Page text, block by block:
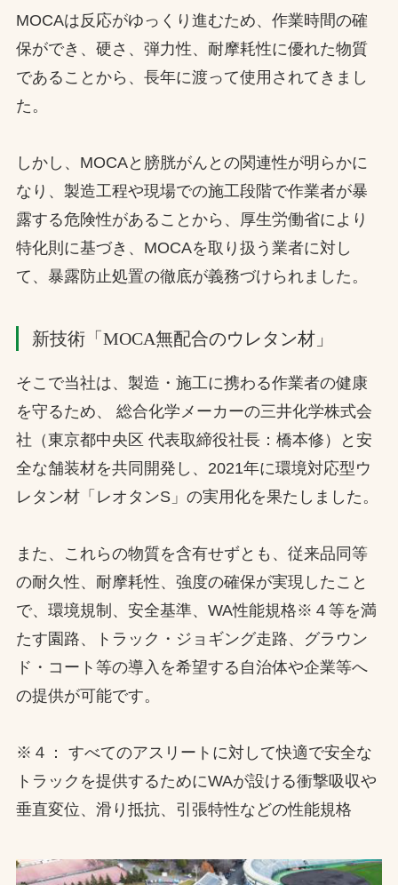
MOCAは反応がゆっくり進むため、作業時間の確
保ができ、硬さ、弾力性、耐摩耗性に優れた物質
であることから、長年に渡って使用されてきまし
た。
しかし、MOCAと膀胱がんとの関連性が明らかに
なり、製造工程や現場での施工段階で作業者が暴
露する危険性があることから、厚生労働省により
特化則に基づき、MOCAを取り扱う業者に対し
て、暴露防止処置の徹底が義務づけられました。
新技術「MOCA無配合のウレタン材」
そこで当社は、製造・施工に携わる作業者の健康
を守るため、 総合化学メーカーの三井化学株式会
社（東京都中央区 代表取締役社長：橋本修）と安
全な舗装材を共同開発し、2021年に環境対応型ウ
レタン材「レオタンS」の実用化を果たしました。
また、これらの物質を含有せずとも、従来品同等
の耐久性、耐摩耗性、強度の確保が実現したこと
で、環境規制、安全基準、WA性能規格※４等を満
たす園路、トラック・ジョギング走路、グラウン
ド・コート等の導入を希望する自治体や企業等へ
の提供が可能です。
※４： すべてのアスリートに対して快適で安全な
トラックを提供するためにWAが設ける衝撃吸収や
垂直変位、滑り抵抗、引張特性などの性能規格